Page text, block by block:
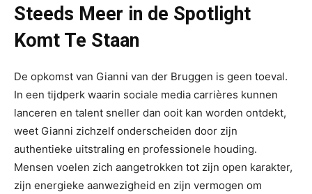
Steeds Meer in de Spotlight
Komt Te Staan
De opkomst van Gianni van der Bruggen is geen toeval.
In een tijdperk waarin sociale media carrières kunnen
lanceren en talent sneller dan ooit kan worden ontdekt,
weet Gianni zichzelf onderscheiden door zijn
authentieke uitstraling en professionele houding.
Mensen voelen zich aangetrokken tot zijn open karakter,
zijn energieke aanwezigheid en zijn vermogen om